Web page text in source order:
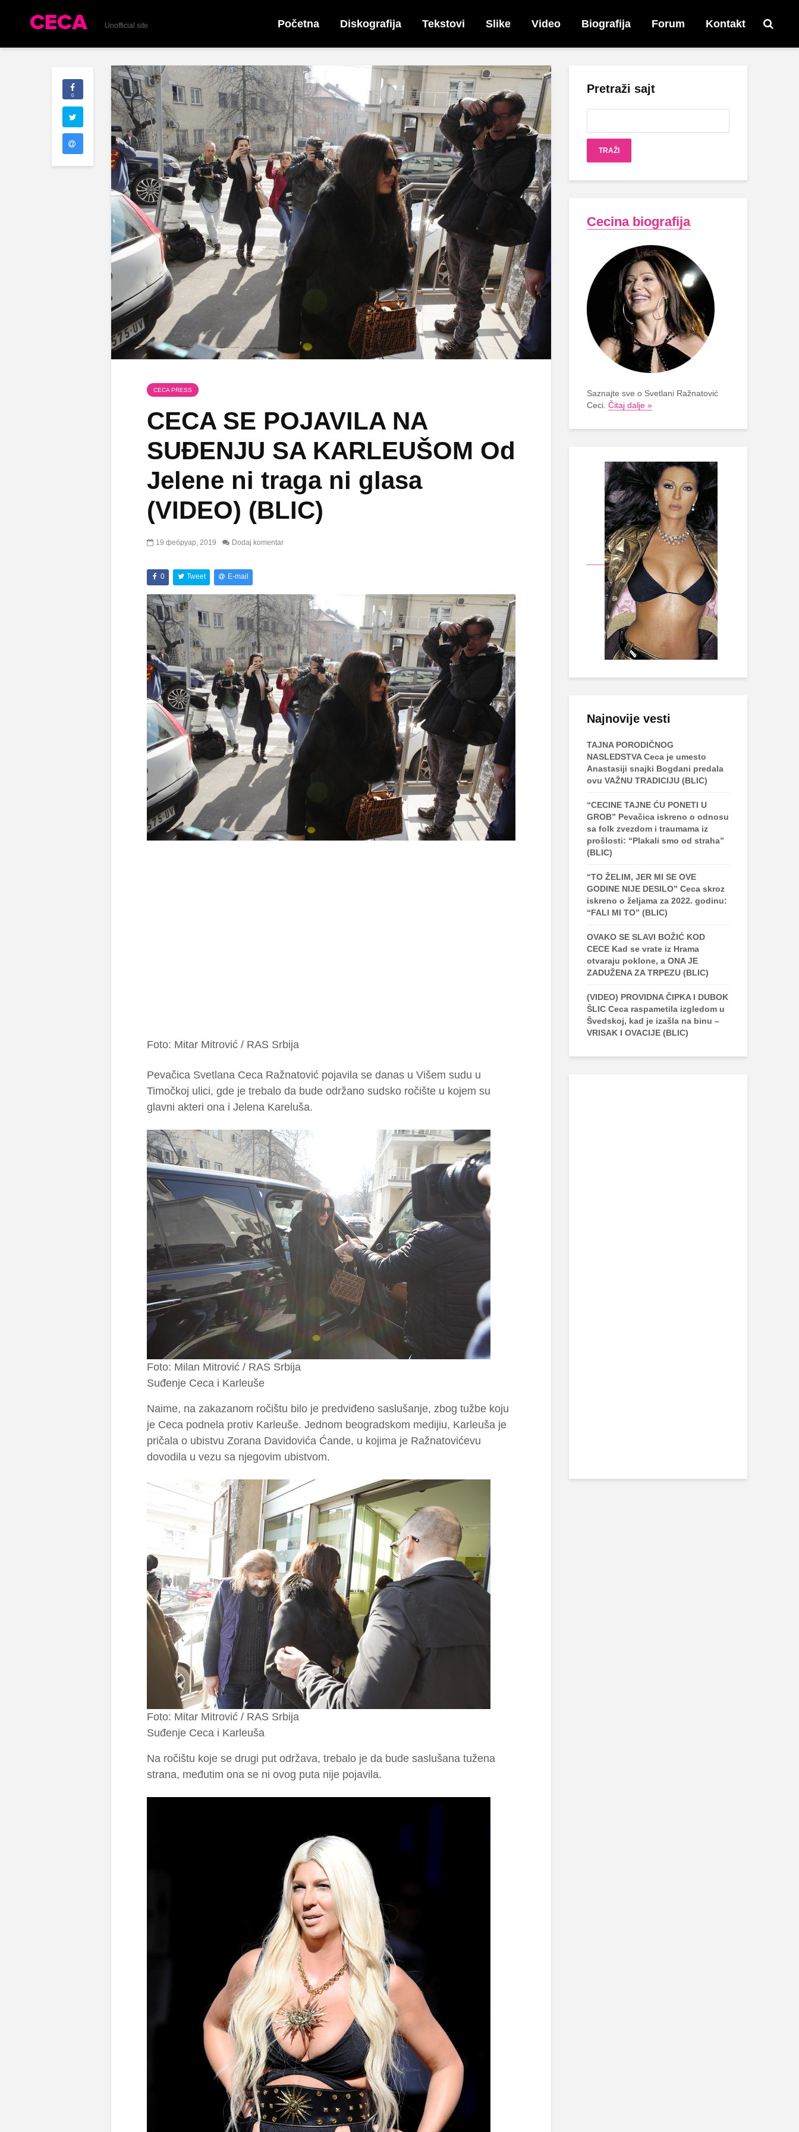
Unofficial site Početna Diskografija Tekstovi Slike Video Biografija Forum Kontakt
0
CECA PRESS
CECA SE POJAVILA NA
SUĐENJU SA KARLEUŠOM Od
Jelene ni traga ni glasa
(VIDEO) (BLIC)
19 фебруар, 2019 Dodaj komentar
0 Tweet E-mail
Foto: Mitar Mitrović / RAS Srbija
Pevačica Svetlana Ceca Ražnatović pojavila se danas u Višem sudu u
Timočkoj ulici, gde je trebalo da bude održano sudsko ročište u kojem su
glavni akteri ona i Jelena Kareluša.
Foto: Milan Mitrović / RAS Srbija
Suđenje Ceca i Karleuše
Naime, na zakazanom ročištu bilo je predviđeno saslušanje, zbog tužbe koju
je Ceca podnela protiv Karleuše. Jednom beogradskom medijiu, Karleuša je
pričala o ubistvu Zorana Davidovića Ćande, u kojima je Ražnatovićevu
dovodila u vezu sa njegovim ubistvom.
Foto: Mitar Mitrović / RAS Srbija
Suđenje Ceca i Karleuša
Na ročištu koje se drugi put održava, trebalo je da bude saslušana tužena
strana, međutim ona se ni ovog puta nije pojavila.
Pretraži sajt
Cecina biografija
Saznajte sve o Svetlani Ražnatović
Ceci. Čitaj dalje »
Najnovije vesti
TAJNA PORODIČNOG
NASLEDSTVA Ceca je umesto
Anastasiji snajki Bogdani predala
ovu VAŽNU TRADICIJU (BLIC)
“CECINE TAJNE ĆU PONETI U
GROB” Pevačica iskreno o odnosu
sa folk zvezdom i traumama iz
prošlosti: “Plakali smo od straha”
(BLIC)
“TO ŽELIM, JER MI SE OVE
GODINE NIJE DESILO” Ceca skroz
iskreno o željama za 2022. godinu:
“FALI MI TO” (BLIC)
OVAKO SE SLAVI BOŽIĆ KOD
CECE Kad se vrate iz Hrama
otvaraju poklone, a ONA JE
ZADUŽENA ZA TRPEZU (BLIC)
(VIDEO) PROVIDNA ČIPKA I DUBOK
ŠLIC Ceca raspametila izgledom u
Švedskoj, kad je izašla na binu –
VRISAK I OVACIJE (BLIC)